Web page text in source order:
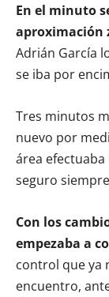
En el minuto
aproximación
Adrián García
se iba por
Tres minutos
nuevo por
área
seguro
Con los
empezaba a
control que ya
encuentro,